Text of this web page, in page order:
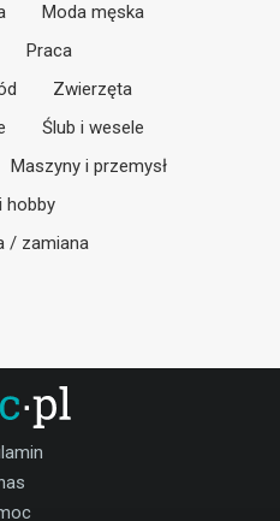
Moda męska
Praca
Zwierzęta
Ślub i wesele
Maszyny i przemysł
hobby
/ zamiana